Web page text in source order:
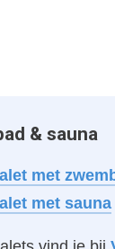
& sauna
met
met sauna